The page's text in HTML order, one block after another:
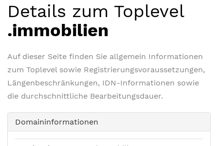
Details zum Toplevel
.immobilien
Auf dieser Seite finden Sie allgemein Informationen
zum Toplevel sowie Registrierungsvoraussetzungen,
Längenbeschränkungen, IDN-Informationen sowie
die durchschnittliche Bearbeitungsdauer.
Domaininformationen